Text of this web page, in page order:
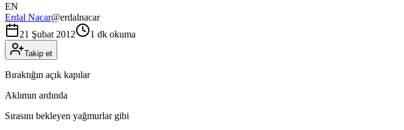
EN
Erdal Nacar@erdalnacar
21 Şubat 2012
1 dk okuma
Takip et
Bıraktığın açık kapılar
Aklımın ardında
Sırasını bekleyen yağmurlar gibi